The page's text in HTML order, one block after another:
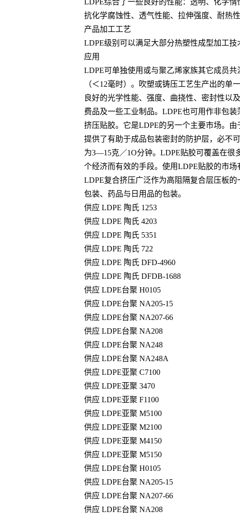
抗化学腐蚀性、透气性能、拉伸强度、耐热
产品加工工艺
LDPE级别可以满足大部分热塑性成型加工
应用
LDPE可单独使用或与聚乙烯家族其它成员
（＜12毫时）。吹塑或铸压工艺生产出的单
良好的光学性能、强度、曲挠性、密封性以
费品及一些工业制品。LDPE也可用作非包
挤压贴胶。它是LDPE的另一个主要市场。
提供了有助于成品包装密封的防护层，必不
为3—15克／1O分钟。LDPE贴胶可覆盖在很
个经济而有效的手段。使用LDPE贴胶的市
LDPE复合挤压广泛作为高阻隔复合层压板
包装、药品与日用品的包装。
供应 LDPE 陶氏 1253
供应 LDPE 陶氏 4203
供应 LDPE 陶氏 5351
供应 LDPE 陶氏 722
供应 LDPE 陶氏 DFD-4960
供应 LDPE 陶氏 DFDB-1688
供应 LDPE台聚 H0105
供应 LDPE台聚 NA205-15
供应 LDPE台聚 NA207-66
供应 LDPE台聚 NA208
供应 LDPE台聚 NA248
供应 LDPE台聚 NA248A
供应 LDPE亚聚 C7100
供应 LDPE亚聚 3470
供应 LDPE亚聚 F1100
供应 LDPE亚聚 M5100
供应 LDPE亚聚 M2100
供应 LDPE亚聚 M4150
供应 LDPE亚聚 M5150
供应 LDPE台聚 H0105
供应 LDPE台聚 NA205-15
供应 LDPE台聚 NA207-66
供应 LDPE台聚 NA208